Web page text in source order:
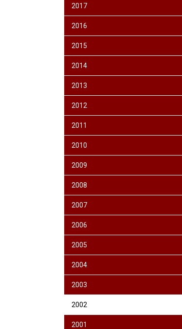
2017
2016
2015
2014
2013
2012
2011
2010
2009
2008
2007
2006
2005
2004
2003
2002
2001